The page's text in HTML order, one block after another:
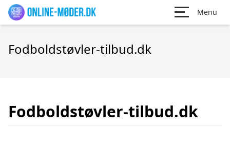
Menu
Fodboldstøvler-tilbud.dk
Fodboldstøvler-tilbud.dk